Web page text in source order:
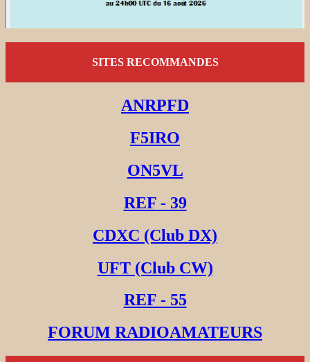
SITES RECOMMANDES
ANRPFD
F5IRO
ON5VL
REF - 39
CDXC (Club DX)
UFT (Club CW)
REF - 55
FORUM RADIOAMATEURS